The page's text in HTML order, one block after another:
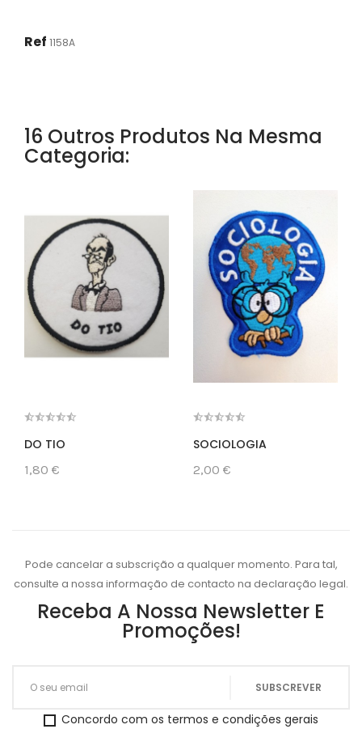
Ref 1158A
16 Outros Produtos Na Mesma
Categoria:
DO TIO
1,80 €
SOCIOLOGIA
2,00 €
Pode cancelar a subscrição a qualquer momento. Para tal,
consulte a nossa informação de contacto na declaração legal.
Receba A Nossa Newsletter E
Promoções!
Concordo com os termos e condições gerais